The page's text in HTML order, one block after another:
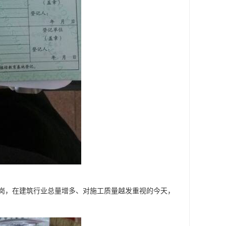
在建筑行业总量增多、对施工质量越发重视的今天，